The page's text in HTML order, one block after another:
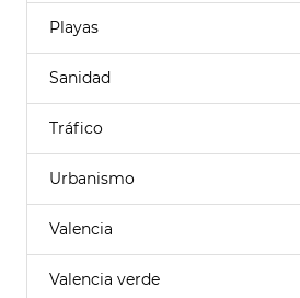
Playas
Sanidad
Tráfico
Urbanismo
Valencia
Valencia verde